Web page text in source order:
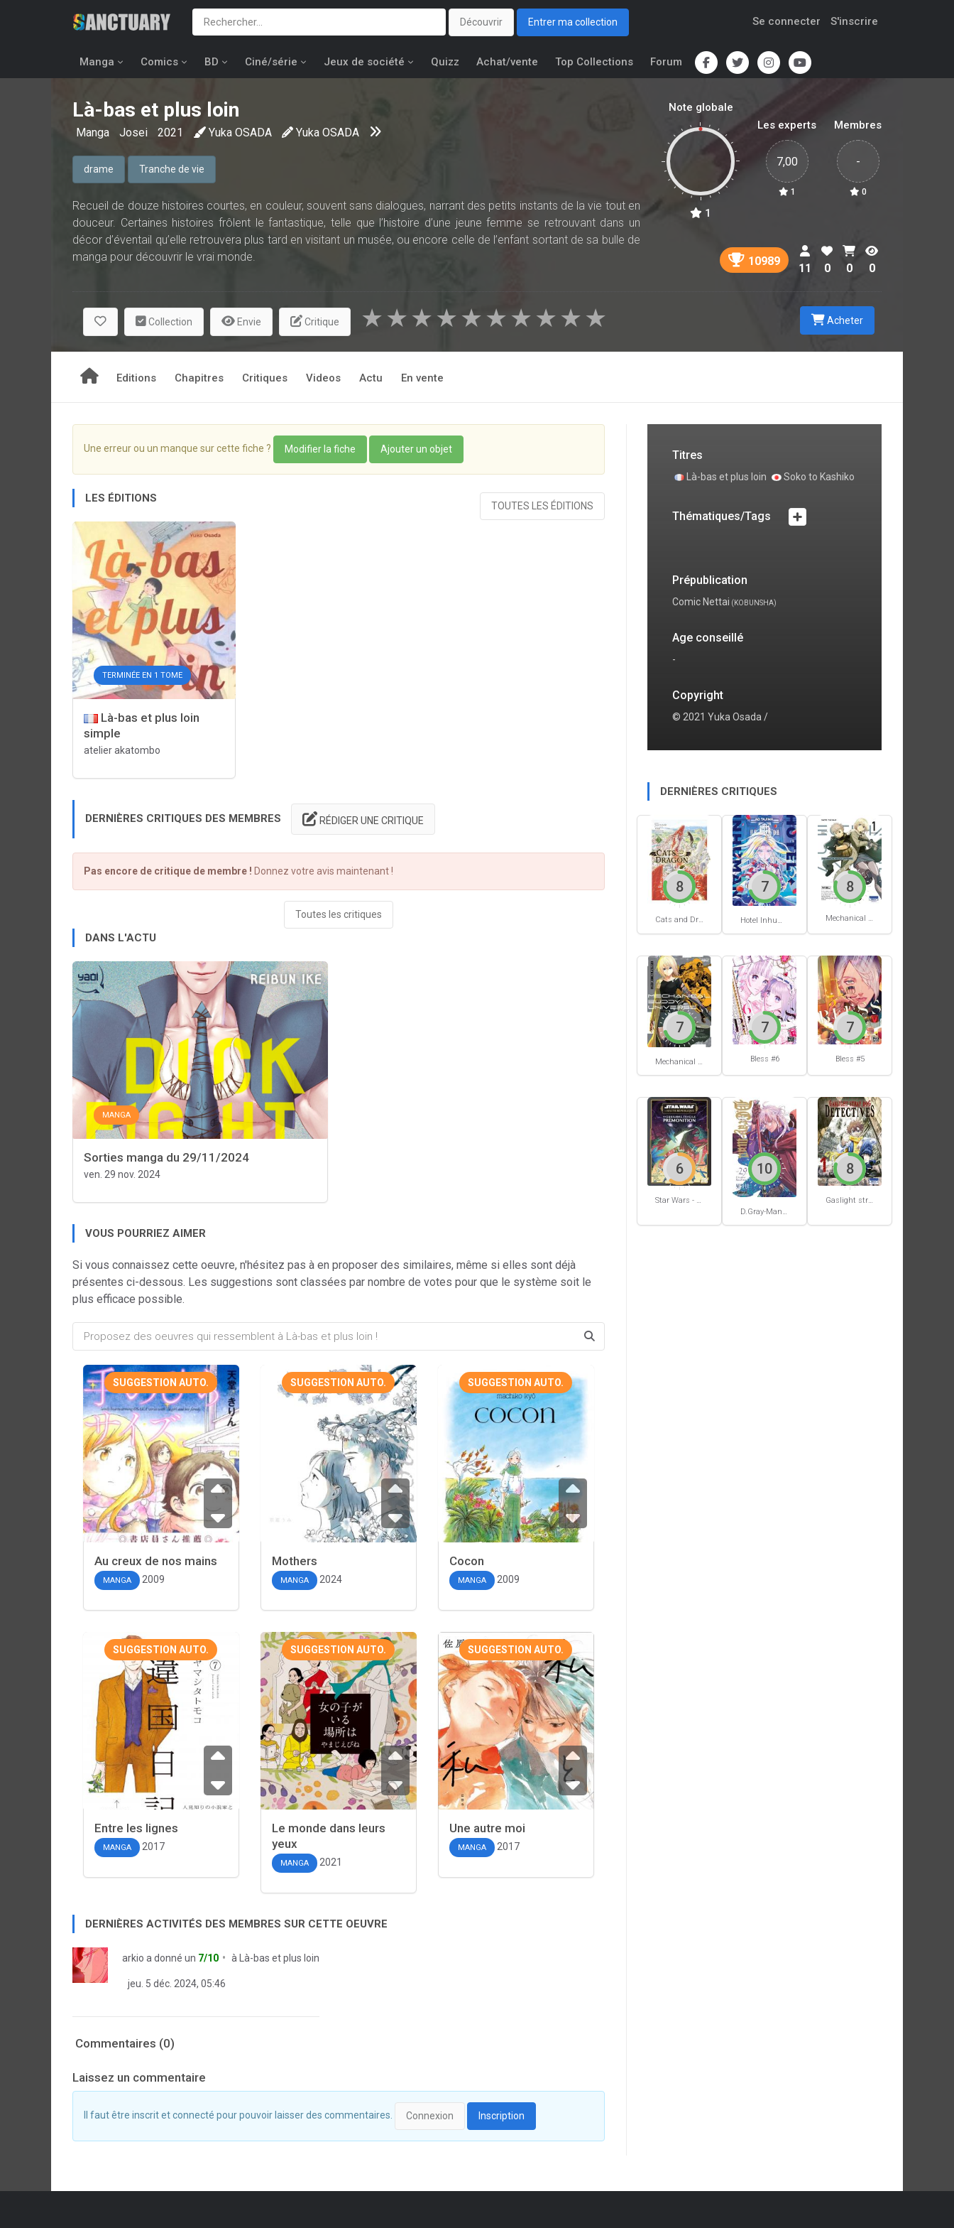
Découvrir Entrer ma collection Se connecter S'inscrire
Manga Comics BD Ciné/série Jeux de société Quizz Achat/vente Top Collections Forum
Là-bas et plus loin
Manga Josei 2021 Yuka OSADA Yuka OSADA
drame Tranche de vie
Recueil de douze histoires courtes, en couleur, souvent sans dialogues, narrant des petits instants de la vie tout en
douceur. Certaines histoires frôlent le fantastique, telle que l’histoire d’une jeune femme se retrouvant dans un
décor d’éventail qu’elle retrouvera plus tard en visitant un musée, ou encore celle de l’enfant sortant de sa bulle de
manga pour découvrir le vrai monde.
Note globale
1
Les experts
7,00
1
Membres
-
0
10989
11 0 0 0
Collection Envie Critique ★
★
★
★
★
★
★
★
★
★ Acheter
Editions Chapitres Critiques Videos Actu En vente
Une erreur ou un manque sur cette fiche ? Modifier la fiche Ajouter un objet
LES ÉDITIONS
TOUTES LES ÉDITIONS
TERMINÉE EN 1 TOME
Là-bas et plus loin
simple
atelier akatombo
DERNIÈRES CRITIQUES DES MEMBRES RÉDIGER UNE CRITIQUE
Pas encore de critique de membre ! Donnez votre avis maintenant !
Toutes les critiques
DANS L'ACTU
MANGA
Sorties manga du 29/11/2024
ven. 29 nov. 2024
VOUS POURRIEZ AIMER
Si vous connaissez cette oeuvre, n'hésitez pas à en proposer des similaires, même si elles sont déjà
présentes ci-dessous. Les suggestions sont classées par nombre de votes pour que le système soit le
plus efficace possible.
SUGGESTION AUTO.
Au creux de nos mains
MANGA 2009
SUGGESTION AUTO.
Mothers
MANGA 2024
SUGGESTION AUTO.
Cocon
MANGA 2009
SUGGESTION AUTO.
Entre les lignes
MANGA 2017
SUGGESTION AUTO.
Le monde dans leurs
yeux
MANGA 2021
SUGGESTION AUTO.
Une autre moi
MANGA 2017
DERNIÈRES ACTIVITÉS DES MEMBRES SUR CETTE OEUVRE
arkio a donné un 7/10 à Là-bas et plus loin
jeu. 5 déc. 2024, 05:46
Commentaires (0)
Laissez un commentaire
Il faut être inscrit et connecté pour pouvoir laisser des commentaires. Connexion Inscription
Titres
Là-bas et plus loin Soko to Kashiko
Thématiques/Tags
Prépublication
Comic Nettai (KOBUNSHA)
Age conseillé
-
Copyright
© 2021 Yuka Osada /
DERNIÈRES CRITIQUES
Cats and Dragon #3
8
Hotel Inhumans #1
7
Mechanical Buddy Universe #1
8
Mechanical Buddy Universe #0
7
Bless #6
7
Bless #5
7
6
D.Gray-Man #29
10 8